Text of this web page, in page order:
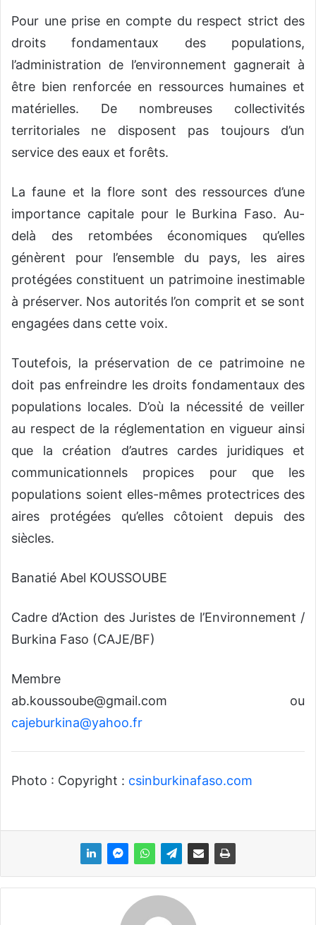
Pour une prise en compte du respect strict des
droits fondamentaux des populations,
l’administration de l’environnement gagnerait à
être bien renforcée en ressources humaines et
matérielles. De nombreuses collectivités
territoriales ne disposent pas toujours d’un
service des eaux et forêts.
La faune et la flore sont des ressources d’une
importance capitale pour le Burkina Faso. Au-
delà des retombées économiques qu’elles
génèrent pour l’ensemble du pays, les aires
protégées constituent un patrimoine inestimable
à préserver. Nos autorités l’on comprit et se sont
engagées dans cette voix.
Toutefois, la préservation de ce patrimoine ne
doit pas enfreindre les droits fondamentaux des
populations locales. D’où la nécessité de veiller
au respect de la réglementation en vigueur ainsi
que la création d’autres cardes juridiques et
communicationnels propices pour que les
populations soient elles-mêmes protectrices des
aires protégées qu’elles côtoient depuis des
siècles.
Banatié Abel KOUSSOUBE
Cadre d’Action des Juristes de l’Environnement /
Burkina Faso (CAJE/BF)
Membre
ab.koussoube@gmail.com ou
cajeburkina@yahoo.fr
Photo : Copyright : csinburkinafaso.com